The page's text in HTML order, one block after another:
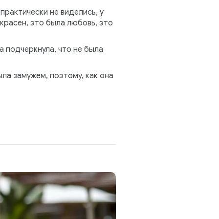
не виделись, у
это была любовь, это
подчеркнула, что не была
замужем, поэтому, как она